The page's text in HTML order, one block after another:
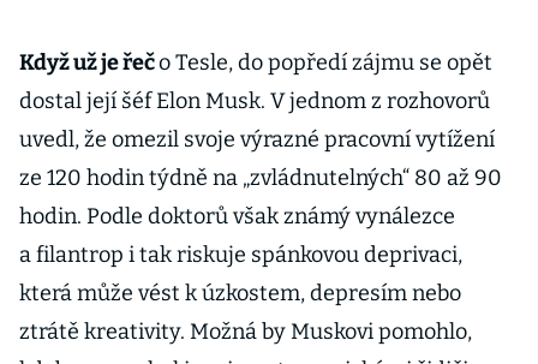
Když už je řečo Tesle, do popředí zájmu se opět
dostal její šéf Elon Musk. V jednom z rozhovorů
uvedl, že omezil svoje výrazné pracovní vytížení
ze 120 hodin týdně na „zvládnutelných“ 80 až 90
hodin. Podle doktorů však známý vynálezce
a filantrop i tak riskuje spánkovou deprivaci,
která může vést k úzkostem, depresím nebo
ztrátě kreativity. Možná by Muskovi pomohlo,